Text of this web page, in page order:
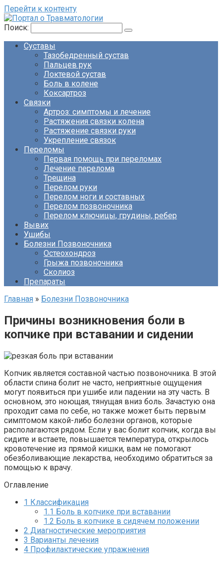
Перейти к контенту
Поиск:
Суставы
Тазобедренный сустав
Пальцев рук
Локтевой сустав
Боль в колене
Коксартроз
Связки
Артроз: симптомы и лечение
Растяжения связки колена
Растяжение связки руки
Укрепление связок
Переломы
Первая помощь при переломах
Лечение перелома
Трещина
Перелом руки
Перелом ноги и составных
Перелом позвоночника
Перелом ключицы, грудины, ребер
Вывих
Ушибы
Болезни Позвоночника
Остеохондроз
Грыжа позвоночника
Сколиоз
Препараты
Главная » Болезни Позвоночника
Причины возникновения боли в
копчике при вставании и сидении
Копчик является составной частью позвоночника. В этой
области спина болит не часто, неприятные ощущения
могут появиться при ушибе или падении на эту часть. В
основном, это ноющая, тянущая вниз боль. Зачастую она
проходит сама по себе, но также может быть первым
симптомом какой-либо болезни органов, которые
располагаются рядом. Если у вас болит копчик, когда вы
сидите и встаете, повышается температура, открылось
кровотечение из прямой кишки, вам не помогают
обезболивающие лекарства, необходимо обратиться за
помощью к врачу.
Оглавление
1 Классификация
1.1 Боль в копчике при вставании
1.2 Боль в копчике в сидячем положении
2 Диагностические мероприятия
3 Варианты лечения
4 Профилактические упражнения